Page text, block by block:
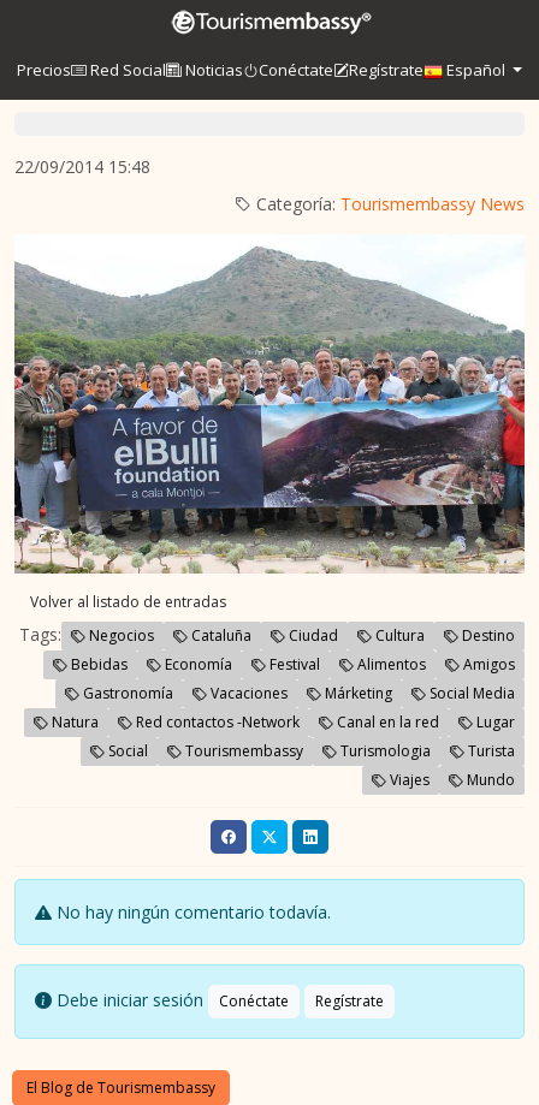
Precios Red Social Noticias Conéctate Regístrate Español
22/09/2014 15:48
Categoría: Tourismembassy News
Volver al listado de entradas
Tags: Negocios Cataluña Ciudad Cultura
Destino
Bebidas
Economía Festival Alimentos
Amigos
Gastronomía
Vacaciones Márketing
Social Media
Natura
Red contactos -Network Canal en la red
Lugar
Social
Tourismembassy Turismologia
Turista
Viajes
Mundo
No hay ningún comentario todavía.
Debe iniciar sesión Conéctate Regístrate
El Blog de Tourismembassy